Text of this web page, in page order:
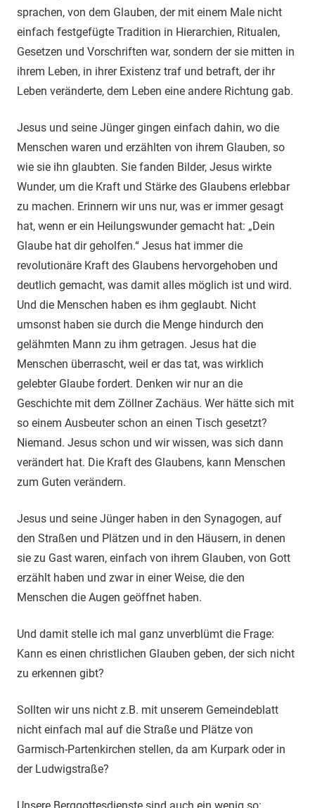
sprachen, von dem Glauben, der mit einem Male nicht
einfach festgefügte Tradition in Hierarchien, Ritualen,
Gesetzen und Vorschriften war, sondern der sie mitten in
ihrem Leben, in ihrer Existenz traf und betraft, der ihr
Leben veränderte, dem Leben eine andere Richtung gab.
Jesus und seine Jünger gingen einfach dahin, wo die
Menschen waren und erzählten von ihrem Glauben, so
wie sie ihn glaubten. Sie fanden Bilder, Jesus wirkte
Wunder, um die Kraft und Stärke des Glaubens erlebbar
zu machen. Erinnern wir uns nur, was er immer gesagt
hat, wenn er ein Heilungswunder gemacht hat: „Dein
Glaube hat dir geholfen.“ Jesus hat immer die
revolutionäre Kraft des Glaubens hervorgehoben und
deutlich gemacht, was damit alles möglich ist und wird.
Und die Menschen haben es ihm geglaubt. Nicht
umsonst haben sie durch die Menge hindurch den
gelähmten Mann zu ihm getragen. Jesus hat die
Menschen überrascht, weil er das tat, was wirklich
gelebter Glaube fordert. Denken wir nur an die
Geschichte mit dem Zöllner Zachäus. Wer hätte sich mit
so einem Ausbeuter schon an einen Tisch gesetzt?
Niemand. Jesus schon und wir wissen, was sich dann
verändert hat. Die Kraft des Glaubens, kann Menschen
zum Guten verändern.
Jesus und seine Jünger haben in den Synagogen, auf
den Straßen und Plätzen und in den Häusern, in denen
sie zu Gast waren, einfach von ihrem Glauben, von Gott
erzählt haben und zwar in einer Weise, die den
Menschen die Augen geöffnet haben.
Und damit stelle ich mal ganz unverblümt die Frage:
Kann es einen christlichen Glauben geben, der sich nicht
zu erkennen gibt?
Sollten wir uns nicht z.B. mit unserem Gemeindeblatt
nicht einfach mal auf die Straße und Plätze von
Garmisch-Partenkirchen stellen, da am Kurpark oder in
der Ludwigstraße?
Unsere Berggottesdienste sind auch ein wenig so: